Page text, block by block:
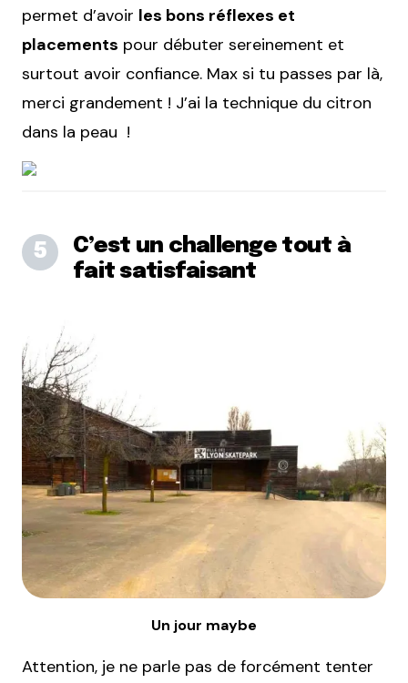
permet d’avoir les bons réflexes et
placements pour débuter sereinement et
surtout avoir confiance. Max si tu passes par là,
merci grandement ! J’ai la technique du citron
dans la peau !
C’est un challenge tout à
fait satisfaisant
Un jour maybe
Attention, je ne parle pas de forcément tenter